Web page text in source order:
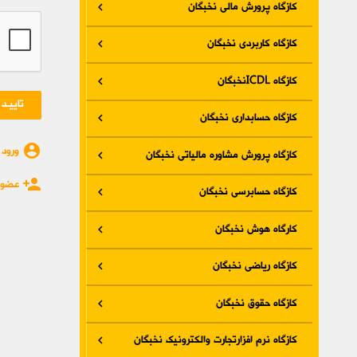
کازگاه پرورش مالی نخبگان
کازگاه کاربردی نخبگان
کازگاه ICDLنخبگان
کازگاه حسابداری نخبگان
کازگاه پرورش مشاوره مالیاتی نخبگان
کازگاه حسابرسی نخبگان
کارگاه هوش نخبگان
کازگاه ریاضی نخبگان
کازگاه حقوق نخبگان
کازگاه نرم افزارتجارت والکترونیک نخبگان
تاییـد
account_circle
person_add